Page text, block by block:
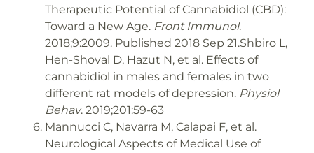
Therapeutic Potential of Cannabidiol (CBD):
Toward a New Age. Front Immunol.
2018;9:2009. Published 2018 Sep 21.Shbiro L,
Hen-Shoval D, Hazut N, et al. Effects of
cannabidiol in males and females in two
different rat models of depression. Physiol
Behav. 2019;201:59-63
Mannucci C, Navarra M, Calapai F, et al.
Neurological Aspects of Medical Use of